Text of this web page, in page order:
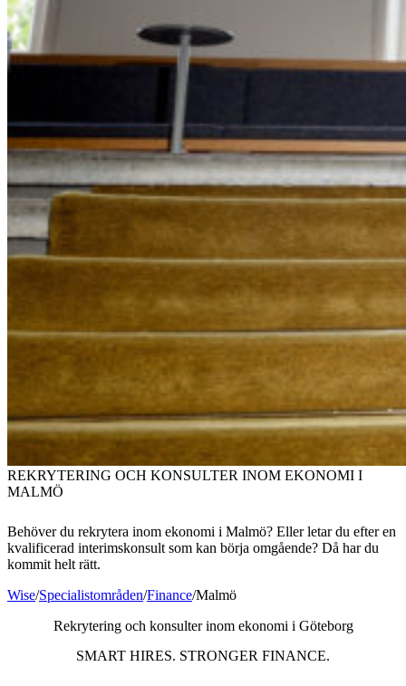
REKRYTERING OCH KONSULTER INOM EKONOMI I
MALMÖ
Behöver du rekrytera inom ekonomi i Malmö? Eller letar du efter en
kvalificerad interimskonsult som kan börja omgående? Då har du
kommit helt rätt.
Wise/Specialistområden/Finance/Malmö
Rekrytering och konsulter inom ekonomi i Göteborg
SMART HIRES. STRONGER FINANCE.